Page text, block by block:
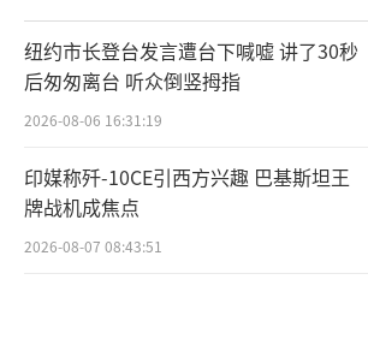
纽约市长登台发言遭台下喊嘘 讲了30秒
后匆匆离台 听众倒竖拇指
2026-08-06 16:31:19
印媒称歼-10CE引西方兴趣 巴基斯坦王
牌战机成焦点
2026-08-07 08:43:51